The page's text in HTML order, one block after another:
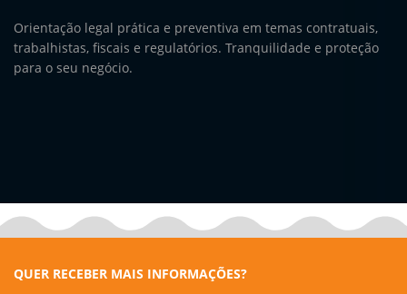
Orientação legal prática e preventiva em temas contratuais,
trabalhistas, fiscais e regulatórios. Tranquilidade e proteção
para o seu negócio.
QUER RECEBER MAIS INFORMAÇÕES?